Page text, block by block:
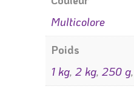
Multicolore
Poids
1 kg, 2 kg, 250 g,